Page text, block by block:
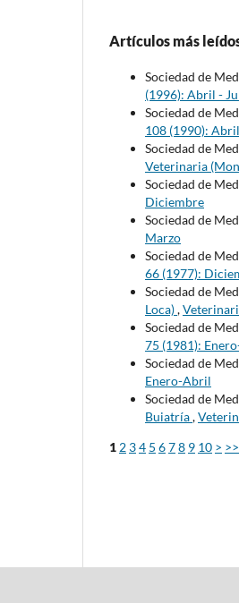
Artículos más
Sociedad de
(1996): Abril -
Sociedad de
108 (1990):
Sociedad de
Veterinaria
Sociedad de
Diciembre
Sociedad de
Marzo
Sociedad de
66 (1977):
Sociedad de
Loca),
Sociedad de
75 (1981):
Sociedad de
Enero-Abril
Sociedad de
Buiatría,
12 34 5 678 9 10 > >>